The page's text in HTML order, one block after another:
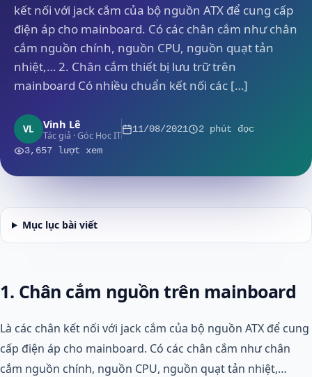
kết nối với jack cắm của bộ nguồn ATX để cung cấp
điện áp cho mainboard. Có các chân cắm như chân
cắm nguồn chính, nguồn CPU, nguồn quạt tản
nhiệt,… 2. Chân cắm thiết bị lưu trữ trên
mainboard Có nhiều chuẩn kết nối các […]
VL Vinh Lê
Tác giả · Góc Học IT
11/08/2021 2 phút đọc
3,657 lượt xem
Mục lục bài viết
1. Chân cắm nguồn trên mainboard
Là các chân kết nối với jack cắm của bộ nguồn ATX để cung
cấp điện áp cho mainboard. Có các chân cắm như chân
cắm nguồn chính, nguồn CPU, nguồn quạt tản nhiệt,…